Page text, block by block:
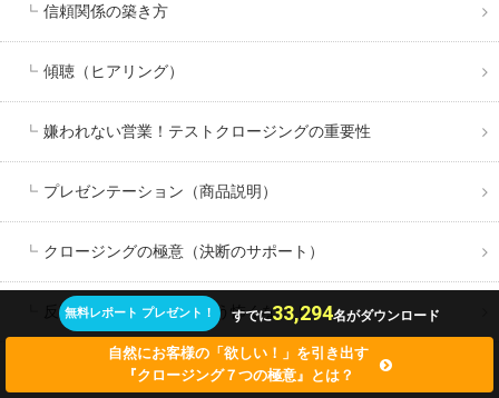
信頼関係の築き方
傾聴（ヒアリング）
嫌われない営業！テストクロージングの重要性
プレゼンテーション（商品説明）
クロージングの極意（決断のサポート）
反論解決・反論処理はもう怖くない！
これでＯＫ！キャンセル止め
無料レポート プレゼント！ すでに33,294名がダウンロード
自然にお客様の「欲しい！」を引き出す
『クロージング７つの極意』とは？